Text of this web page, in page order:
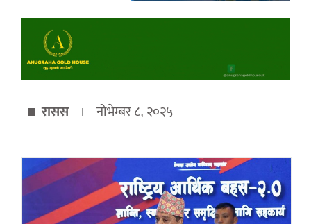
रासस नोभेम्बर ८, २०२५